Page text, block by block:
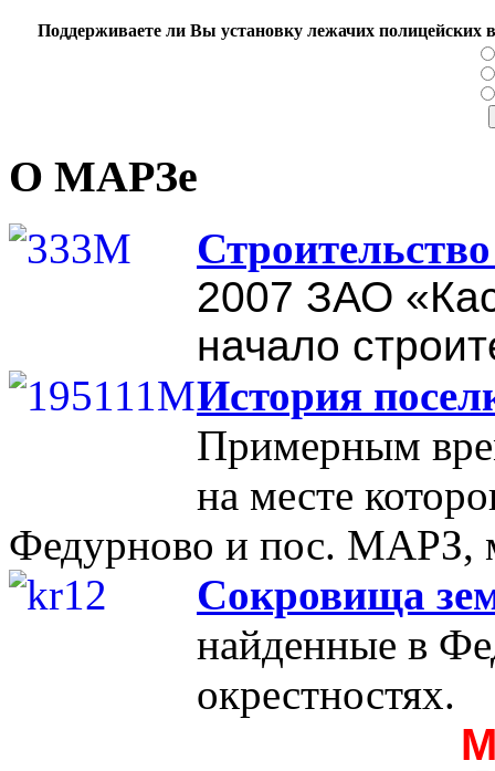
Поддерживаете ли Вы установку лежачих полицейских
О МАРЗе
2007 ЗАО
начало
История
Примерным
на месте
Федурново и пос. МАРЗ,
Сокровища
найденные в
окрестностях.